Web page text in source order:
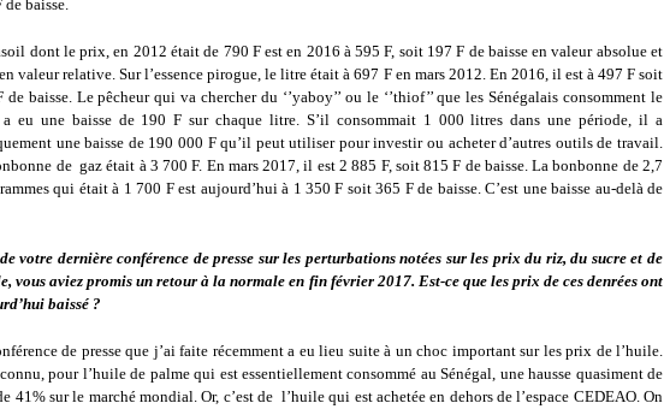
de baisse.
dont le prix, en 2012 était de 790 F est en 2016 à 595 F, soit 197 F de baisse en valeur absolue et
valeur relative. Sur l’essence pirogue, le litre était à 697 F en mars 2012. En 2016, il est à 497 F soit
de baisse. Le pêcheur qui va chercher du ‘’yaboy’’ ou le ‘’thiof’’ que les Sénégalais consomment le
eu une baisse de 190 F sur chaque litre. S’il consommait 1 000 litres dans une période, il a
une baisse de 190 000 F qu’il peut utiliser pour investir ou acheter d’autres outils de travail.
de gaz était à 3 700 F. En mars 2017, il est 2 885 F, soit 815 F de baisse. La bonbonne de 2,7
qui était à 1 700 F est aujourd’hui à 1 350 F soit 365 F de baisse. C’est une baisse au-delà de
votre dernière conférence de presse sur les perturbations notées sur les prix du riz, du sucre et de
vous aviez promis un retour à la normale en fin février 2017. Est-ce que les prix de ces denrées ont
baissé ?
de presse que j’ai faite récemment a eu lieu suite à un choc important sur les prix de l’huile.
pour l’huile de palme qui est essentiellement consommé au Sénégal, une hausse quasiment de
41% sur le marché mondial. Or, c’est de l’huile qui est achetée en dehors de l’espace CEDEAO. On